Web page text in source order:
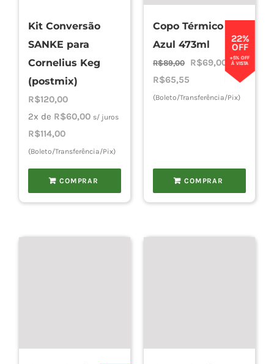
Kit Conversão
SANKE para
Cornelius Keg
(postmix)
R$120,00
2x de R$60,00 s/ juros
R$114,00
(Boleto/Transferência/Pix)
COMPRAR
22%
OFF
+5% OFF
À VISTA
Copo Térmico
Azul 473ml
R$89,00
O
original
R$69,00 O
preço
atual
R$65,55
(Boleto/Transferência/Pix)
COMPRAR